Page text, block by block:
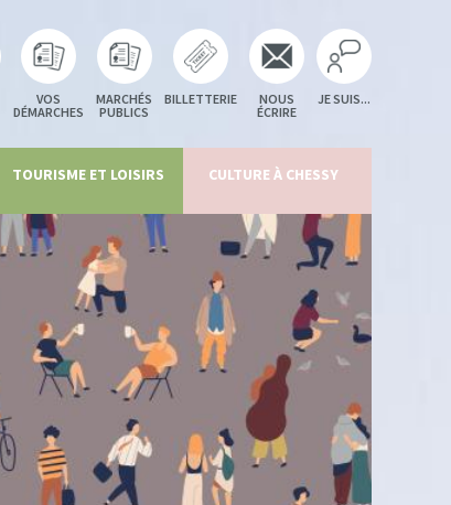
VOS
DÉMARCHES
MARCHÉS
PUBLICS
BILLETTERIE
NOUS
ÉCRIRE
JE SUIS...
TOURISME ET LOISIRS CULTURE À CHESSY